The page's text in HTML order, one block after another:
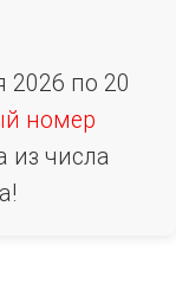
2026 по 20
номер
из числа